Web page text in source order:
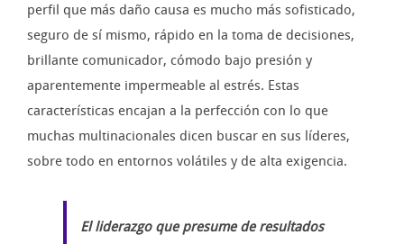
perfil que más daño causa es mucho más sofisticado,
seguro de sí mismo, rápido en la toma de decisiones,
brillante comunicador, cómodo bajo presión y
aparentemente impermeable al estrés. Estas
características encajan a la perfección con lo que
muchas multinacionales dicen buscar en sus líderes,
sobre todo en entornos volátiles y de alta exigencia.
El liderazgo que presume de resultados